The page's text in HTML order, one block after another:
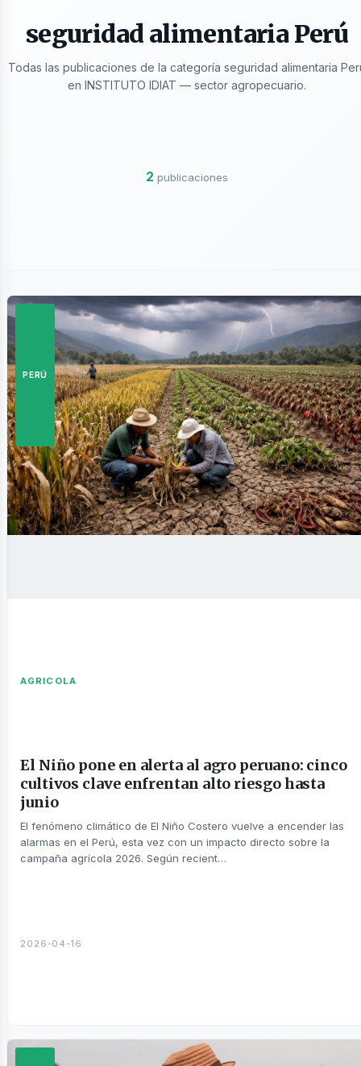
seguridad alimentaria Perú
Todas las publicaciones de la categoría seguridad alimentaria
en INSTITUTO IDIAT — sector agropecuario.
2 publicaciones
PERÚ
AGRICOLA
El Niño pone en alerta al agro peruano: cinco
cultivos clave enfrentan alto riesgo hasta
junio
El fenómeno climático de El Niño Costero vuelve a encender las
alarmas en el Perú, esta vez con un impacto directo sobre la
campaña agrícola 2026. Según recient…
2026-04-16